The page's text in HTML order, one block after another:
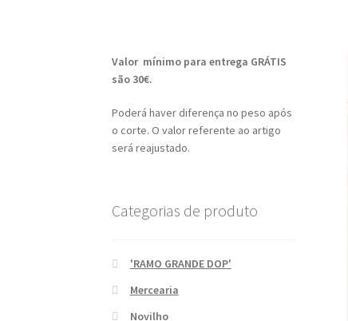
Valor mínimo para entrega GRÁTIS
são 30€.
Poderá haver diferença no peso após
o corte. O valor referente ao artigo
será reajustado.
Categorias de produto
'RAMO GRANDE DOP'
Mercearia
Novilho